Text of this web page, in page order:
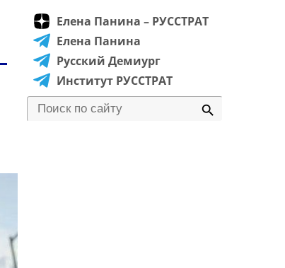
Елена Панина – РУССТРАТ
Елена Панина
Русский Демиург
Институт РУССТРАТ